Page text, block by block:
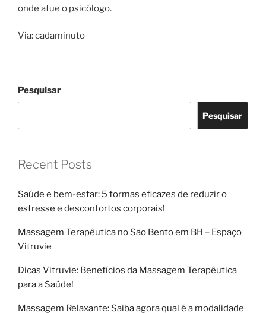
onde atue o psicólogo.
Via: cadaminuto
Pesquisar
Pesquisar
Recent Posts
Saúde e bem-estar: 5 formas eficazes de reduzir o
estresse e desconfortos corporais!
Massagem Terapêutica no São Bento em BH – Espaço
Vitruvie
Dicas Vitruvie: Benefícios da Massagem Terapêutica
para a Saúde!
Massagem Relaxante: Saiba agora qual é a modalidade